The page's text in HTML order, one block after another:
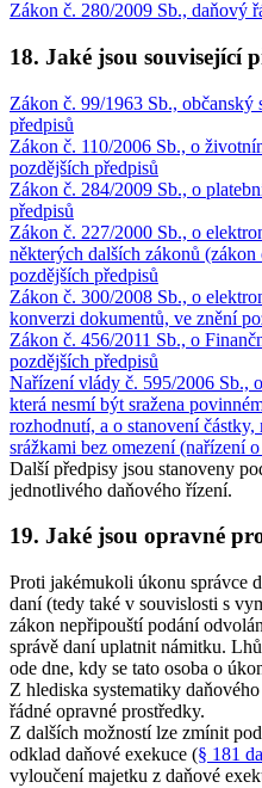
Zákon č. 280/2009 Sb., daňový
18. Jaké jsou související
Zákon č. 99/1963 Sb., občanský
předpisů
Zákon č. 110/2006 Sb., o
pozdějších předpisů
Zákon č. 284/2009 Sb., o
předpisů
Zákon č. 227/2000 Sb., o
některých dalších zákonů
pozdějších předpisů
Zákon č. 300/2008 Sb., o
konverzi dokumentů, ve znění
Zákon č. 456/2011 Sb., o
pozdějších předpisů
Nařízení vlády č. 595/2006 Sb.,
která nesmí být sražena
rozhodnutí, a o stanovení
srážkami bez omezení (nařízení
Další předpisy jsou stanoveny
jednotlivého daňového řízení.
19. Jaké jsou opravné
Proti jakémukoli úkonu správce
daní (tedy také v souvislosti s
zákon nepřipouští podání
správě daní uplatnit námitku.
ode dne, kdy se tato osoba o
Z hlediska systematiky
řádné opravné prostředky.
Z dalších možností lze zmínit
odklad daňové exekuce (§ 181
vyloučení majetku z daňové